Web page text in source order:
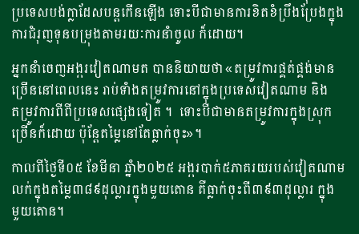
ប្រទេសបង់ក្លាដែសបន្តកើនឡើង ទោះបីជាមានការខិតខំប្រឹងប្រែងក្នុង
ការជំរុញទុនបម្រុងតាមរយៈការនាំចូល ក៏ដោយ។
អ្នកនាំចេញអង្ករវៀតណាមត បាននិយាយថា «តម្រូវការផ្គត់ផ្គង់មាន
ច្រើននៅពេលនេះ រាប់ទាំងតម្រូវការនៅក្នុងប្រទេសវៀតណាម និង
តម្រូវការពីពីប្រទេសផ្សេងទៀត ។ ទោះ​បី​ជាមាន​តម្រូវ​ការ​ក្នុងស្រុក
ច្រើនក៏​ដោយ ប៉ុន្តែ​តម្លៃ​នៅ​តែ​ធ្លាក់​ចុះ»។
កាលពីថ្ងៃទី០៥ ខែមីនា ឆ្នាំ២០២៥ អង្ករបាក់៥ភាគរយរបស់វៀតណាម
លក់ក្នុងតម្លៃ៣៨៩ដុល្លារក្នុងមួយតោន គឺធ្លាក់ចុះពី៣៩៣ដុល្លារ ក្នុង
មួយតោន។